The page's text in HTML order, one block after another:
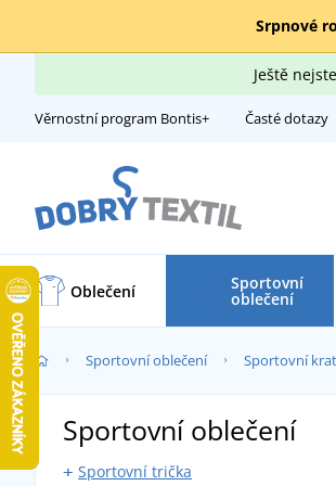
Srpnové
Ještě
Věrnostní program Bontis+ Časté dotazy
Oblečení Sportovní
oblečení
Sportovní oblečení Sportovní
Sportovní oblečení
Sportovní trička